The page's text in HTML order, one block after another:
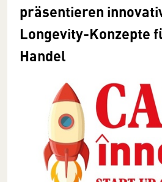
präsentieren
Longevity-Konzepte
Handel